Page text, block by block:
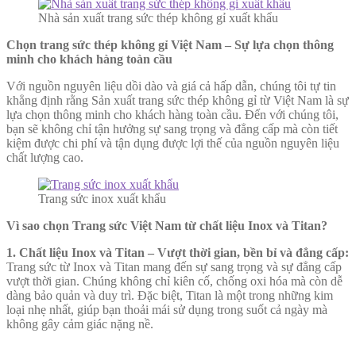
Nhà sản xuất trang sức thép không gỉ xuất khẩu
Chọn trang sức thép không gỉ Việt Nam – Sự lựa chọn thông
minh cho khách hàng toàn cầu
Với nguồn nguyên liệu dồi dào và giá cả hấp dẫn, chúng tôi tự tin
khẳng định rằng Sản xuất trang sức thép không gỉ từ Việt Nam là sự
lựa chọn thông minh cho khách hàng toàn cầu. Đến với chúng tôi,
bạn sẽ không chỉ tận hưởng sự sang trọng và đẳng cấp mà còn tiết
kiệm được chi phí và tận dụng được lợi thế của nguồn nguyên liệu
chất lượng cao.
Trang sức inox xuất khẩu
Vì sao chọn Trang sức Việt Nam từ chất liệu Inox và Titan?
1. Chất liệu Inox và Titan – Vượt thời gian, bền bỉ và đẳng cấp:
Trang sức từ Inox và Titan mang đến sự sang trọng và sự đẳng cấp
vượt thời gian. Chúng không chỉ kiên cố, chống oxi hóa mà còn dễ
dàng bảo quản và duy trì. Đặc biệt, Titan là một trong những kim
loại nhẹ nhất, giúp bạn thoải mái sử dụng trong suốt cả ngày mà
không gây cảm giác nặng nề.